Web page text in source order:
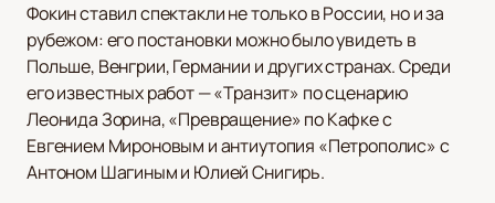
Фокин ставил спектакли не только в России, но и за
рубежом: его постановки можно было увидеть в
Польше, Венгрии, Германии и других странах. Среди
его известных работ — «Транзит» по сценарию
Леонида Зорина, «Превращение» по Кафке с
Евгением Мироновым и антиутопия «Петрополис» с
Антоном Шагиным и Юлией Снигирь.